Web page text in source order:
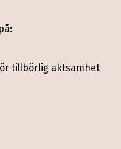
att lägga
tillbörlig aktsamhet